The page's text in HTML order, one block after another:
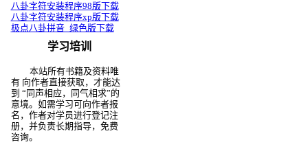
八卦字符安装程序98版下载
八卦字符安装程序xp版下载
极点八卦拼音_绿色版下载
学习培训
本站所有书籍及资料唯
有 向作者直接获取，才能达
到 “同声相应，同气相求”的
意境。如需学习可向作者报
名，作者对学员进行登记注
册，并负责长期指导，免费
咨询。